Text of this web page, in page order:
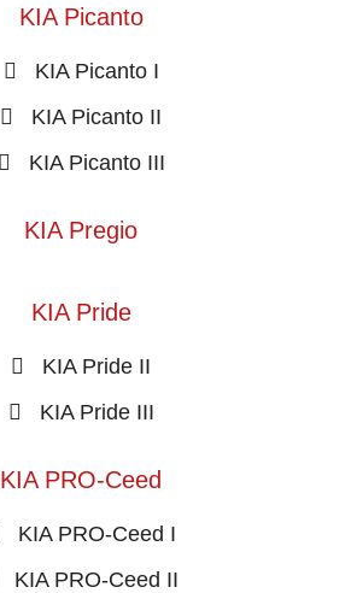
KIA Picanto
KIA Picanto I
KIA Picanto II
KIA Picanto III
KIA Pregio
KIA Pride
KIA Pride II
KIA Pride III
KIA PRO-Ceed
KIA PRO-Ceed I
KIA PRO-Ceed II